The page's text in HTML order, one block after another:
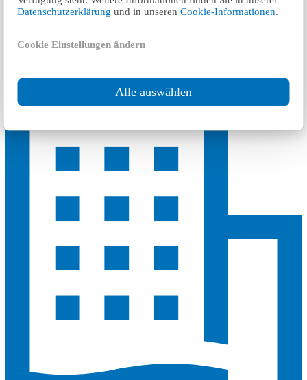
Datenschutzerklärungund in unserenCookie-Informationen.
Cookie Einstellungen ändern
Alle auswählen
TÜV Rheinland Industrie Service GmbH